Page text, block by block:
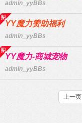
admin_yyBBs
YY魔力赞助福利
admin_yyBBs
YY魔力-商城宠物
admin_yyBBs
上一页